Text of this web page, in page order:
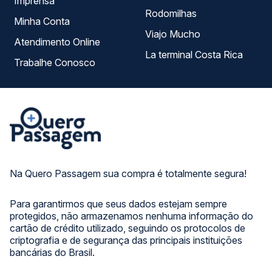
Na Quero Passagem sua compra é totalmente segura!
Para garantirmos que seus dados estejam sempre
protegidos, não armazenamos nenhuma informação do
cartão de crédito utilizado, seguindo os protocolos de
criptografia e de segurança das principais instituições
bancárias do Brasil.
Minha Conta
Atendimento Online
Trabalhe Conosco
Rodomilhas
Viajo Mucho
La terminal Costa Rica